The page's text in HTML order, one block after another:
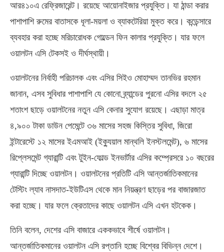
আর৪১০এ রেফ্রিজারেন্ট। রয়েছে আয়োনাইজার প্রযুক্তি। যা ঠান্ডা করার
পাশাপাশি রুমের বাতাসকে ধূলা-ময়লা ও ব্যাকটেরিয়া মুক্ত করে। কন্ডেন্সারে
ব্যবহার করা হচ্ছে মরিচারোধক গোল্ডেন ফিন কালার প্রযুক্তি। যার ফলে
ওয়ালটন এসি টেকসই ও দীর্ঘস্থায়ী।
ওয়ালটনের নির্বাহী পরিচালক এবং এসির সিইও মোহাম্মদ তানভির রহমান
জানান, এসব সুবিধার পাশাপাশি যে কোনো ব্র্যান্ডের পুরনো এসির বদলে ২৫
শতাংশ ছাড়ে ওয়ালটনের নতুন এসি কেনার সুযোগ রয়েছে। এছাড়া মাত্র
৪,৯০০ টাকা ডাউন পেমেন্টে ৩৬ মাসের সহজ কিস্তির সুবিধা, জিরো
ইন্টারেস্টে ১২ মাসের ইএমআই (ইক্যুয়াল মান্থলি ইনস্টলমেন্ট), ৬ মাসের
রিপ্লেসমেন্ট গ্যারান্টি এবং টুইন-ফোল্ড ইনভার্টার এসির কম্প্রেসরে ১০ বছরের
গ্যারান্টি দিচ্ছে ওয়ালটন। ওয়ালটনের প্রতিটি এসি আন্তর্জাতিকমানের
টেস্টিং ল্যাব নাসদাত-ইউটিএস থেকে মান নিয়ন্ত্রণ ছাড়ের পর বাজারজাত
করা হচ্ছে। যার ফলে ক্রেতাদের কাছে ওয়ালটন এসি এখন হটকেক।
তিনি বলেন, দেশের এসি বাজারে এককভাবে শীর্ষে ওয়ালটন।
আন্তর্জাতিকমানের ওয়ালটন এসি রপ্তানি হচ্ছে বিশ্বের বিভিন্ন দেশে।